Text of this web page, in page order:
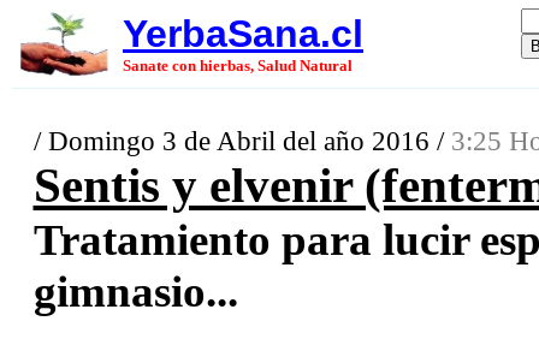
YerbaSana.cl
Sanate con hierbas, Salud Natural
/ Domingo 3 de Abril del año 2016 / 3:25
Sentis y elvenir
Tratamiento para lucir
gimnasio...